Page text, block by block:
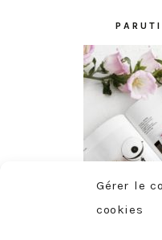
Gérer le
cookies